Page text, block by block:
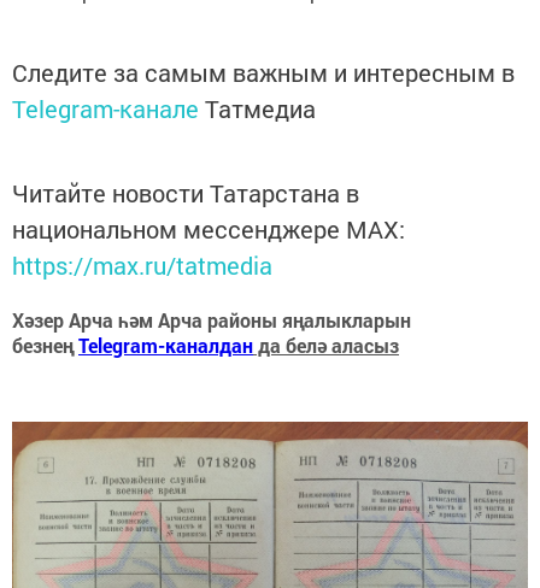
Следите за самым важным и интересным в
Telegram-канале Татмедиа
Читайте новости Татарстана в
национальном мессенджере MАХ:
https://max.ru/tatmedia
Хәзер Арча һәм Арча районы яңалыкларын
безнеңTelegram-каналданда белә аласыз